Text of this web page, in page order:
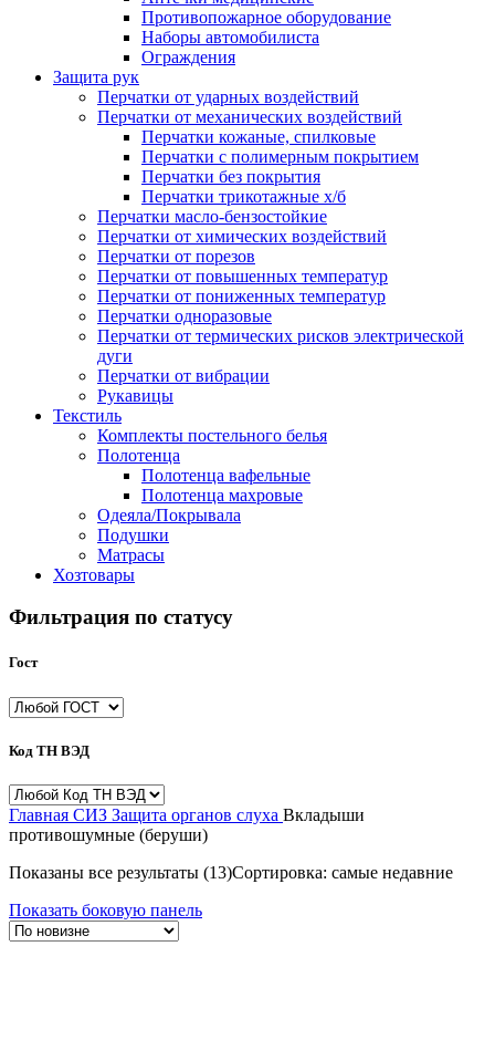
Противопожарное оборудование
Наборы автомобилиста
Ограждения
Защита рук
Перчатки от ударных воздействий
Перчатки от механических воздействий
Перчатки кожаные, спилковые
Перчатки с полимерным покрытием
Перчатки без покрытия
Перчатки трикотажные х/б
Перчатки масло-бензостойкие
Перчатки от химических воздействий
Перчатки от порезов
Перчатки от повышенных температур
Перчатки от пониженных температур
Перчатки одноразовые
Перчатки от термических рисков электрической
дуги
Перчатки от вибрации
Рукавицы
Текстиль
Комплекты постельного белья
Полотенца
Полотенца вафельные
Полотенца махровые
Одеяла/Покрывала
Подушки
Матрасы
Хозтовары
Фильтрация по статусу
Гост
Код ТН ВЭД
Главная СИЗ Защита органов слуха Вкладыши
противошумные (беруши)
Показаны все результаты (13)Сортировка: самые недавние
Показать боковую панель